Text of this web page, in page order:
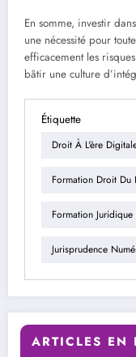
En somme, investir
une nécessité pour
efficacement les
bâtir une culture
Étiquette
Droit À L'ère
Formation Droit Du
Formation
Jurisprudence
ARTICLES EN